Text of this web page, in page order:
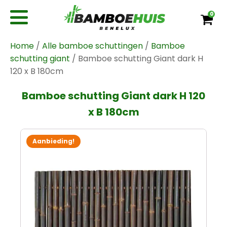
0
Home / Alle bamboe schuttingen / Bamboe
schutting giant / Bamboe schutting Giant dark H
120 x B 180cm
Bamboe schutting Giant dark H 120
x B 180cm
Aanbieding!